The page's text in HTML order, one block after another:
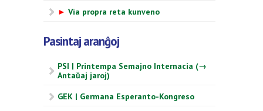
► Via propra reta kunveno
Pasintaj aranĝoj
PSI | Printempa Semajno Internacia (→
Antaŭaj jaroj)
GEK | Germana Esperanto-Kongreso